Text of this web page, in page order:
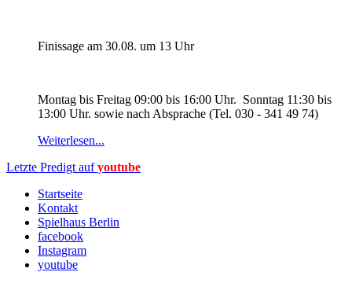
Finissage am 30.08. um 13 Uhr
Montag bis Freitag 09:00 bis 16:00 Uhr. Sonntag 11:30 bis
13:00 Uhr. sowie nach Absprache (Tel. 030 - 341 49 74)
Weiterlesen...
Letzte Predigt auf youtube
Startseite
Kontakt
Spielhaus Berlin
facebook
Instagram
youtube